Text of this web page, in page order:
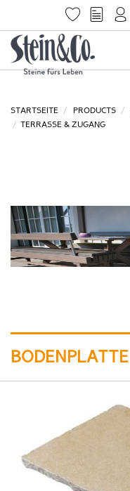
STARTSEITE PRODUCTS
TERRASSE & ZUGANG
BODENPLATTE